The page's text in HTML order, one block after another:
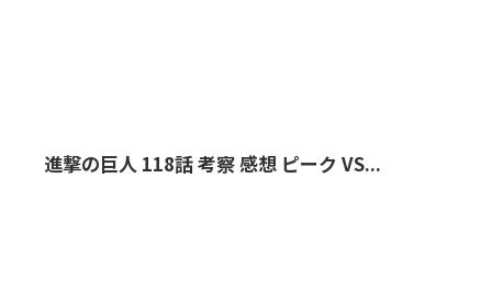
進撃の巨人 118話 考察 感想 ピーク VS...